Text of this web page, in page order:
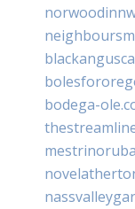
bodega-